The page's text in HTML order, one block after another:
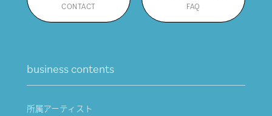
CONTACT FAQ
business contents
所属アーティスト